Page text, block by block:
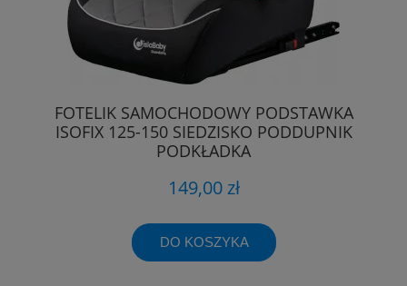
FOTELIK SAMOCHODOWY PODSTAWKA
ISOFIX 125-150 SIEDZISKO PODDUPNIK
PODKŁADKA
149,00 zł
DO KOSZYKA